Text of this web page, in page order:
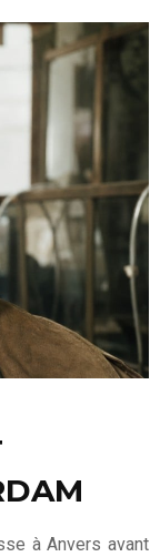
à Anvers avant